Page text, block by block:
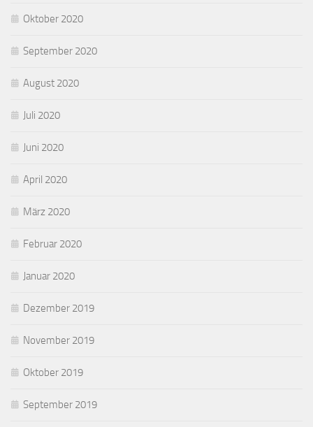
Oktober 2020
September 2020
August 2020
Juli 2020
Juni 2020
April 2020
März 2020
Februar 2020
Januar 2020
Dezember 2019
November 2019
Oktober 2019
September 2019